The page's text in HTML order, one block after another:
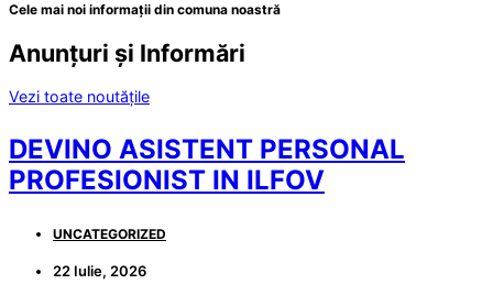
Cele mai noi informații din comuna noastră
Anunțuri și Informări
Vezi toate noutățile
DEVINO ASISTENT PERSONAL
PROFESIONIST IN ILFOV
UNCATEGORIZED
22 Iulie, 2026